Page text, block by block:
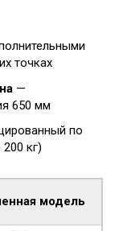
точках
—
650 мм
по
кг)
модель